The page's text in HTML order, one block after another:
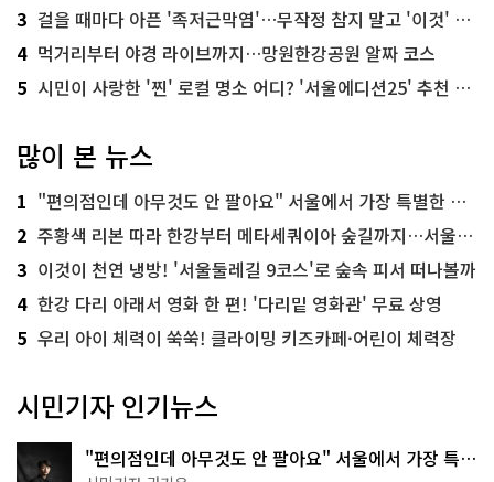
3 걸을 때마다 아픈 '족저근막염'…무작정 참지 말고 '이것' 해보세요!
4 먹거리부터 야경 라이브까지…망원한강공원 알짜 코스
5 시민이 사랑한 '찐' 로컬 명소 어디? '서울에디션25' 추천 코스
많이 본 뉴스
1 "편의점인데 아무것도 안 팔아요" 서울에서 가장 특별한 편의점의 정체
2 주황색 리본 따라 한강부터 메타세쿼이아 숲길까지…서울둘레길 15코스
3 이것이 천연 냉방! '서울둘레길 9코스'로 숲속 피서 떠나볼까
4 한강 다리 아래서 영화 한 편! '다리밑 영화관' 무료 상영
5 우리 아이 체력이 쑥쑥! 클라이밍 키즈카페·어린이 체력장
시민기자 인기뉴스
"편의점인데 아무것도 안 팔아요" 서울에서 가장 특별